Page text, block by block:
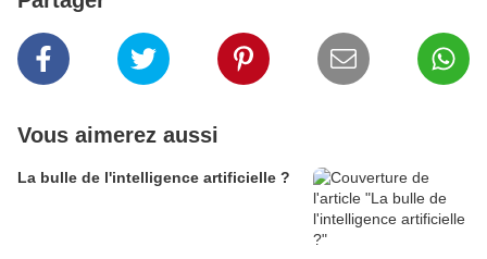
Vous aimerez aussi
La bulle de l'intelligence artificielle ?